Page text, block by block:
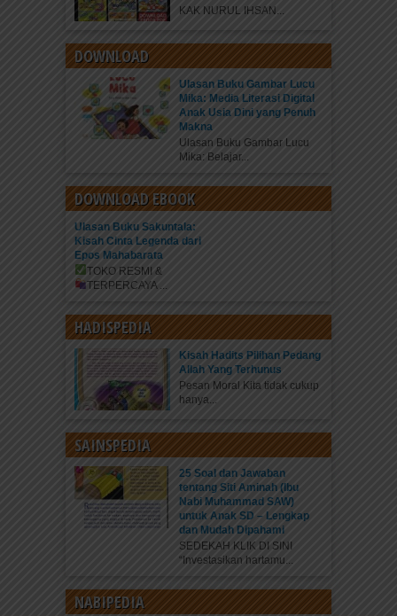
KAK NURUL IHSAN...
DOWNLOAD
Ulasan Buku Gambar Lucu
Mika: Media Literasi Digital
Anak Usia Dini yang Penuh
Makna
Ulasan Buku Gambar Lucu
Mika: Belajar...
DOWNLOAD EBOOK
Ulasan Buku Sakuntala:
Kisah Cinta Legenda dari
Epos Mahabarata
TOKO RESMI &
TERPERCAYA
HADISPEDIA
Kisah Hadits Pilihan Pedang
Allah Yang Terhunus
Pesan Moral Kita tidak cukup
hanya...
SAINSPEDIA
25 Soal dan Jawaban
tentang Siti Aminah (Ibu
Nabi Muhammad SAW)
untuk Anak SD – Lengkap
dan Mudah Dipahami
SEDEKAH KLIK DI SINI
“Investasikan hartamu...
NABIPEDIA